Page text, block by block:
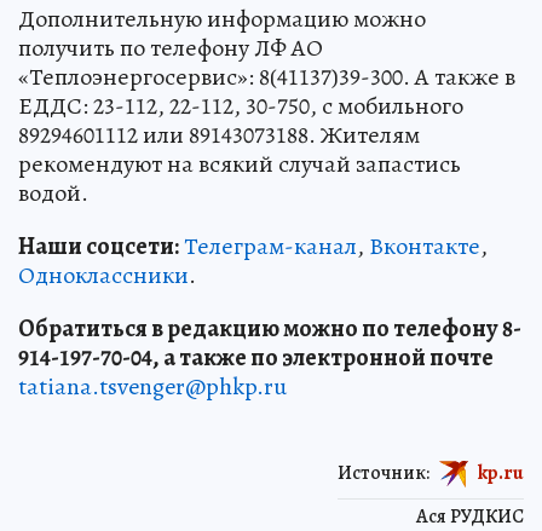
Дополнительную информацию можно
получить по телефону ЛФ АО
«Теплоэнергосервис»: 8(41137)39-300. А также в
ЕДДС: 23-112, 22-112, 30-750, с мобильного
89294601112 или 89143073188. Жителям
рекомендуют на всякий случай запастись
водой.
Наши соцсети:Телеграм-канал, Вконтакте,
Одноклассники.
Обратиться в редакцию можно по телефону 8-
914-197-70-04, а также по электронной почте
tatiana.tsvenger@phkp.ru
Ася РУДКИС
Источник: kp.ru